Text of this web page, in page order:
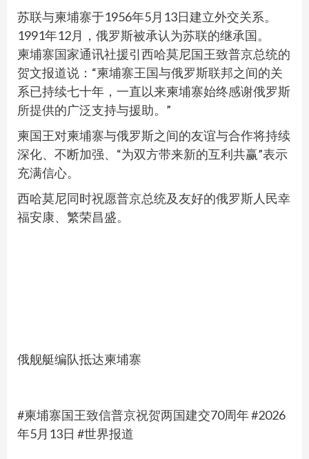
苏联与柬埔寨于1956年5月13日建立外交关系。
1991年12月，俄罗斯被承认为苏联的继承国。
柬埔寨国家通讯社援引西哈莫尼国王致普京总统的
贺文报道说：“柬埔寨王国与俄罗斯联邦之间的关
系已持续七十年，一直以来柬埔寨始终感谢俄罗斯
所提供的广泛支持与援助。”
柬国王对柬埔寨与俄罗斯之间的友谊与合作将持续
深化、不断加强、“为双方带来新的互利共赢”表示
充满信心。
西哈莫尼同时祝愿普京总统及友好的俄罗斯人民幸
福安康、繁荣昌盛。
俄舰艇编队抵达柬埔寨
#柬埔寨国王致信普京祝贺两国建交70周年 #2026
年5月13日 #世界报道